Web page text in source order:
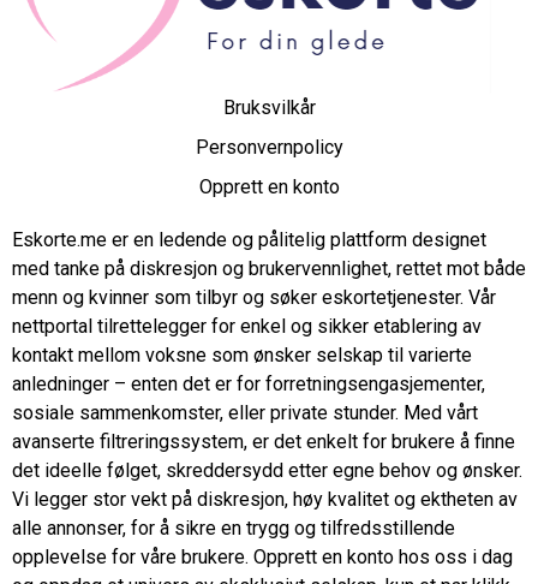
Bruksvilkår
Personvernpolicy
Opprett en konto
Eskorte.me er en ledende og pålitelig plattform designet
med tanke på diskresjon og brukervennlighet, rettet mot både
menn og kvinner som tilbyr og søker eskortetjenester. Vår
nettportal tilrettelegger for enkel og sikker etablering av
kontakt mellom voksne som ønsker selskap til varierte
anledninger – enten det er for forretningsengasjementer,
sosiale sammenkomster, eller private stunder. Med vårt
avanserte filtreringssystem, er det enkelt for brukere å finne
det ideelle følget, skreddersydd etter egne behov og ønsker.
Vi legger stor vekt på diskresjon, høy kvalitet og ektheten av
alle annonser, for å sikre en trygg og tilfredsstillende
opplevelse for våre brukere. Opprett en konto hos oss i dag